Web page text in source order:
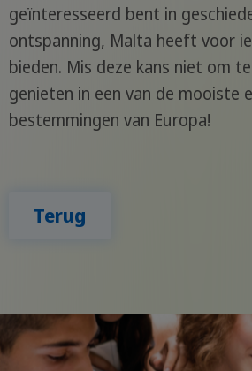
geïnteresseerd bent in
ontspanning, Malta heeft voor
bieden. Mis deze kans niet om
genieten in een van de mooiste
bestemmingen van Europa!
Terug